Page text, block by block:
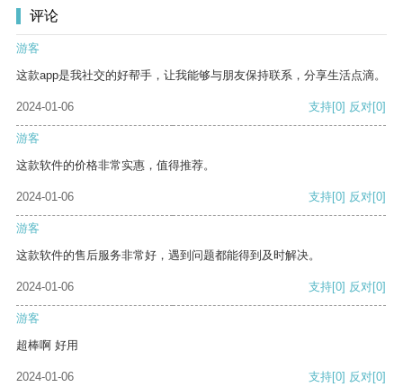
评论
游客
这款app是我社交的好帮手，让我能够与朋友保持联系，分享生活点滴。
2024-01-06 支持[0] 反对[0]
游客
这款软件的价格非常实惠，值得推荐。
2024-01-06 支持[0] 反对[0]
游客
这款软件的售后服务非常好，遇到问题都能得到及时解决。
2024-01-06 支持[0] 反对[0]
游客
超棒啊 好用
2024-01-06 支持[0] 反对[0]